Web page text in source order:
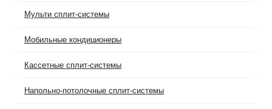
Мульти сплит-системы
Мобильные кондиционеры
Кассетные сплит-системы
Напольно-потолочные сплит-системы